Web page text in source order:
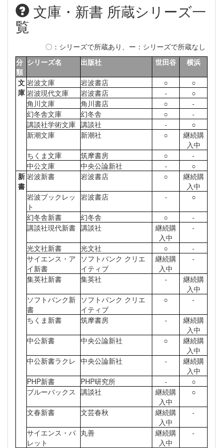
文庫・新書 所蔵シリーズ一
覧
〇：シリーズで所蔵あり、ー：シリーズで所蔵なし
分
類
シリーズ名 出版社 世田谷 横浜
文
庫
岩波文庫 岩波書店 ○
○
岩波現代文庫
岩波書店 -
○
角川文庫
角川書店 ○
-
幻冬舎文庫
幻冬舎 ○
-
講談社学術文庫 講談社 -
○
新潮文庫
新潮社 ○
継続購
入中
ちくま文庫
筑摩書房 ○
-
中公文庫
中央公論新社 -
○
新
書
岩波新書 岩波書店 ○
継続購
入中
岩波ブックレッ
ト
岩波書店 - ○
幻冬舎新書 幻冬舎 ○
-
講談社現代新書 講談社
継続購
入中
-
光文社新書 光文社 ○
-
サイエンス・ア
イ新書
ソフトバンク クリエ
イティブ
継続購
入中
-
集英社新書 集英社 -
継続購
入中
ソフトバンク新
書
ソフトバンク クリエ
イティブ
○ -
ちくま新書 筑摩書房 -
継続購
入中
中公新書
中央公論新社 ○
継続購
入中
中公新書ラクレ 中央公論新社 -
継続購
入中
PHP新書
PHP研究所 -
○
ブルーバックス 講談社
継続購
入中
○
文春新書 文芸春秋
継続購
入中
-
サイエンス・パ
レット
丸善
継続購
入中
-